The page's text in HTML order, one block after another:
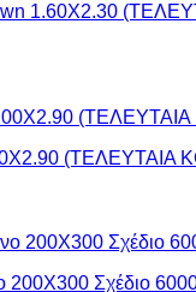
1.60X2.30
(ΤΕΛΕΥΤΑΙΑ
Σχέδιο